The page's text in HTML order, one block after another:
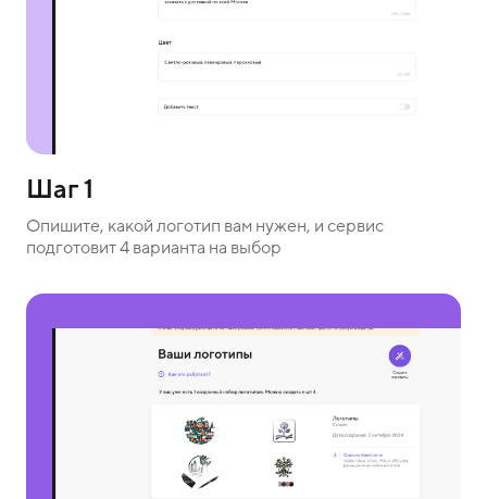
Шаг 1
Опишите, какой логотип вам нужен, и сервис
подготовит 4 варианта на выбор